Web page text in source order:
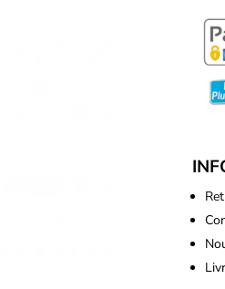
Nova
Max
Grow